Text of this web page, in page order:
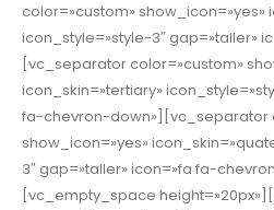
color=»custom» show_icon=»yes»
icon_style=»style-3″ gap=»taller»
[vc_separator color=»custom»
icon_skin=»tertiary»
fa-chevron-down»][vc_separator
show_icon=»yes»
3″ gap=»taller» icon=»fa fa-
[vc_empty_space